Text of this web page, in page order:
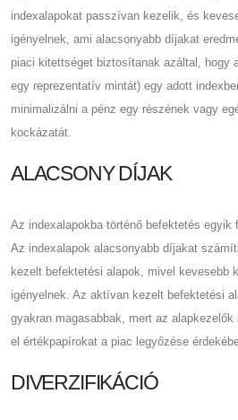
indexalapokat passzívan kezelik, és
igényelnek, ami alacsonyabb díjakat
piaci kitettséget biztosítanak azáltal, hogy
egy reprezentatív mintát) egy adott
minimalizálni a pénz egy részének vagy
kockázatát.
ALACSONY DÍJAK
Az indexalapokba történő befektetés egyik
Az indexalapok alacsonyabb díjakat
kezelt befektetési alapok, mivel kevesebb
igényelnek. Az aktívan kezelt befektetési
gyakran magasabbak, mert az
el értékpapírokat a piac legyőzése
DIVERZIFIKÁCIÓ